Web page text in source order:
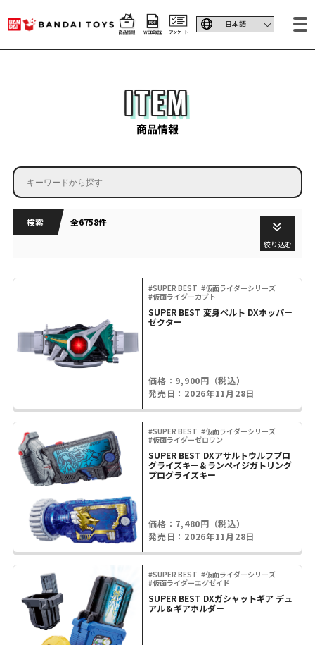
ITEM
商品情報
検索 全6758件
絞り込む
#SUPER BEST #仮面ライダーシリーズ
#仮面ライダーカブト
SUPER BEST 変身ベルト DXホッパー
ゼクター
価格：9,900円（税込）
発売日：2026年11月28日
#SUPER BEST #仮面ライダーシリーズ
#仮面ライダーゼロワン
SUPER BEST DXアサルトウルフプロ
グライズキー＆ランペイジガトリング
プログライズキー
価格：7,480円（税込）
発売日：2026年11月28日
#SUPER BEST #仮面ライダーシリーズ
#仮面ライダーエグゼイド
SUPER BEST DXガシャットギア デュ
アル＆ギアホルダー